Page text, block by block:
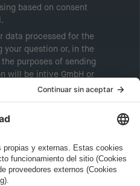
based on consent
data processed for the
your question or, in the
purposes of sending
will be intive GmbH or
indicated in the
and your rights in